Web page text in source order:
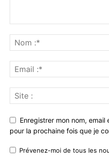
Enregistrer mon nom,
pour la prochaine fois que je
Prévenez-moi de tous les